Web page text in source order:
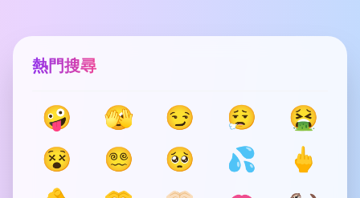
熱門搜尋
🤪 🫣 😏 😮‍💨
🤮
😵
😵‍💫 🥺 💦
🖕